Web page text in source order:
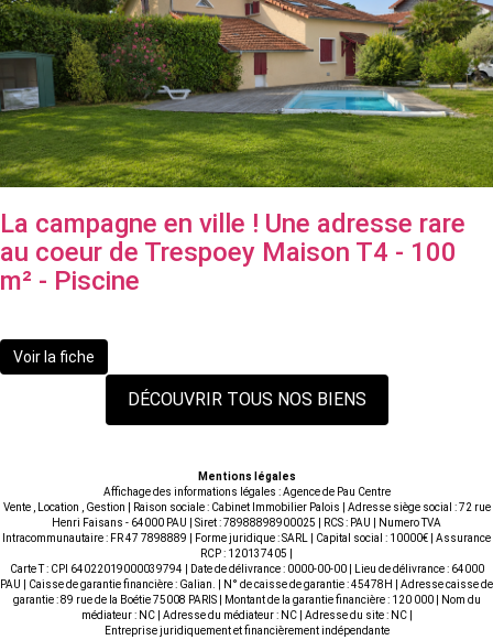
La campagne en ville ! Une adresse rare
au coeur de Trespoey Maison T4 - 100
m² - Piscine
Voir la fiche
DÉCOUVRIR TOUS NOS BIENS
Mentions légales
Affichage des informations légales : Agence de Pau Centre
Vente , Location , Gestion | Raison sociale : Cabinet Immobilier Palois | Adresse siège social : 72 rue
Henri Faisans - 64000 PAU | Siret : 78988898900025 | RCS : PAU | Numero TVA
Intracommunautaire : FR 47 7898889 | Forme juridique : SARL | Capital social : 10000€ | Assurance
RCP : 120137405 |
Carte T : CPI 64022019000039794 | Date de délivrance : 0000-00-00 | Lieu de délivrance : 64000
PAU | Caisse de garantie financière : Galian. | N° de caisse de garantie : 45478H | Adresse caisse de
garantie : 89 rue de la Boétie 75008 PARIS | Montant de la garantie financière : 120 000 | Nom du
médiateur : NC | Adresse du médiateur : NC | Adresse du site : NC |
Entreprise juridiquement et financièrement indépendante